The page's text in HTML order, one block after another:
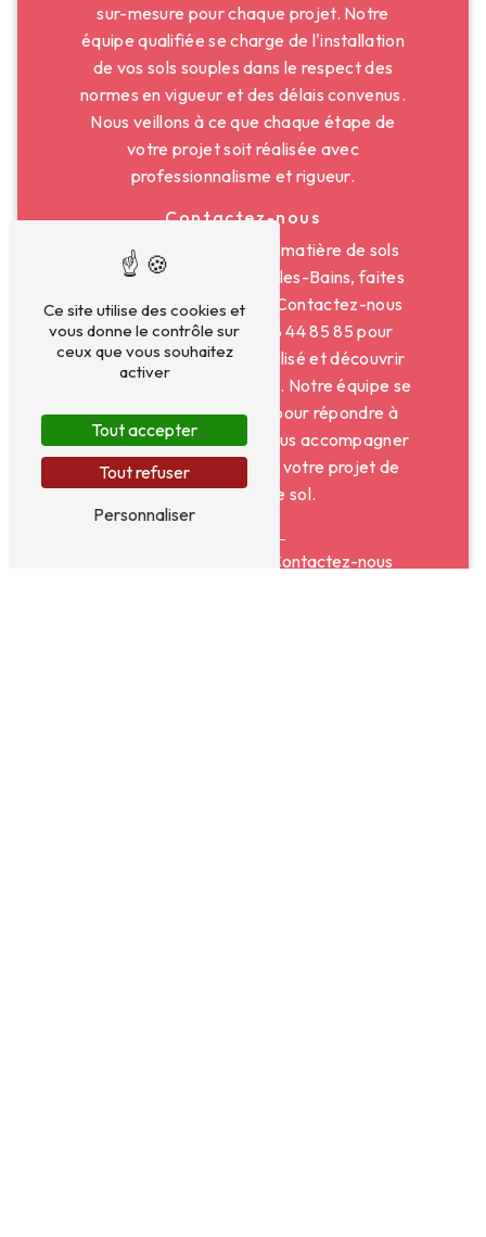
sur-mesure pour chaque projet. Notre
équipe qualifiée se charge de l'installation
de vos sols souples dans le respect des
normes en vigueur et des délais convenus.
Nous veillons à ce que chaque étape de
votre projet soit réalisée avec
professionnalisme et rigueur.
Contactez-nous
Pour tous vos besoins en matière de sols
souples à Charbonnières-les-Bains, faites
confiance à SUPERSOL. Contactez-nous
dès aujourd'hui au 04 78 44 85 85 pour
obtenir un devis personnalisé et découvrir
l'ensemble de nos services. Notre équipe se
tient à votre disposition pour répondre à
toutes vos questions et vous accompagner
dans la concrétisation de votre projet de
revêtement de sol.
Contactez-nous
Ce site utilise des cookies et
vous donne le contrôle sur
ceux que vous souhaitez
activer
Tout accepter
Tout refuser
Personnaliser